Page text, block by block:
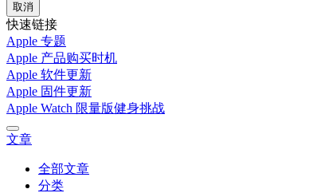
取消
快速链接
Apple 专题
Apple 产品购买时机
Apple 软件更新
Apple 固件更新
Apple Watch 限量版健身挑战
文章
全部文章
分类